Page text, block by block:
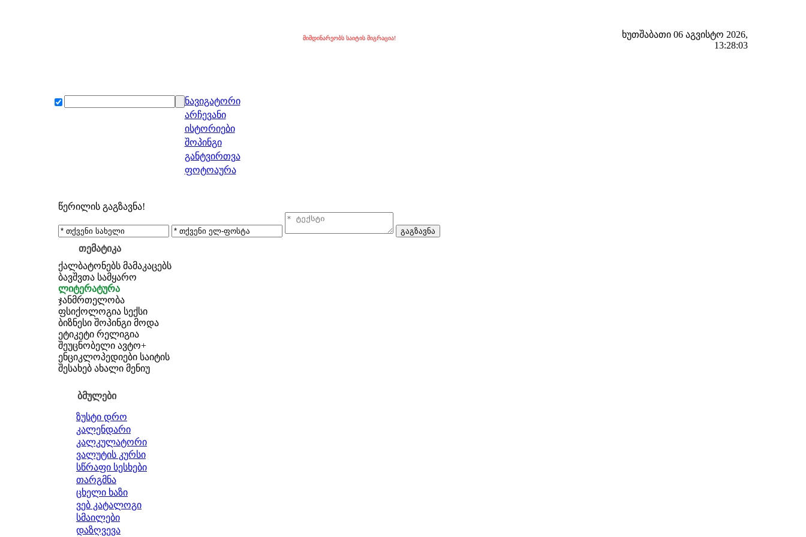
მიმდინარეობს საიტის მიგრაცია!
ხუთშაბათი 06 აგვისტო 2026,
13:28:04
ნავიგატორი
არჩევანი
ისტორიები
შოპინგი
განტვირთვა
ფოტოაურა
წერილის გაგზავნა!
თემატიკა
ქალბატონებს მამაკაცებს
ბავშვთა სამყარო
ლიტერატურა
ჯანმრთელობა
ფსიქოლოგია სექსი
ბიზნესი შოპინგი მოდა
ეტიკეტი რელიგია
შეუცნობელი ავტო+
ენციკლოპედიები საიტის
შესახებ ახალი მენიუ
ბმულები
ზუსტი დრო
კალენდარი
კალკულატორი
ვალუტის კურსი
სწრაფი სესხები
თარგმნა
ცხელი ხაზი
ვებ კატალოგი
სმაილები
დაზღვევა